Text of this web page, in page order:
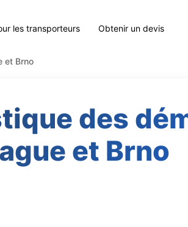
les transporteurs Obtenir un devis
et Brno
des
et Brno